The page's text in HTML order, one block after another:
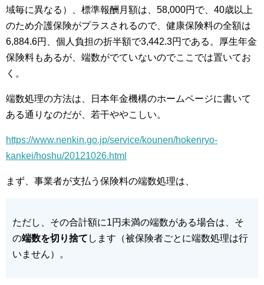
域毎に異なる）、標準報酬月額は、58,000円で、40歳以上
のため介護保険がプラスされるので、健康保険料の全額は
6,884.6円、個人負担の折半額で3,442.3円である。厚生年金
保険料もあるが、端数がでていないのでここでは置いてお
く。
端数処理の方法は、日本年金機構のホームページに書いて
ある通りなのだが、若干ややこしい。
https://www.nenkin.go.jp/service/kounen/hokenryo-
kankei/hoshu/20121026.html
まず、事業者が支払う保険料の端数処理は、
ただし、その合計額に1円未満の端数がある場合は、そ
の端数を切り捨て します（被保険者ごとに端数処理は行
いません）。